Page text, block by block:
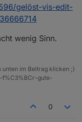
gelöst-vis-edit-
wenig Sinn.
unten im Beitrag klicken ;)
f%C3%BCr-gute-
0